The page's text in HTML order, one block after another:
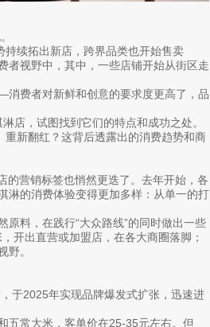
持续拓出新店，跨界品类也开始售卖
者视野中，其中，一些店铺开始从街区走
费者对新鲜和创意的要求度更高了，品
店，试图找到它们的特点和成功之处。
重新翻红？这背后透露出的消费趋势和商
的营销标签也悄然更迭了。去年开始，各
淋的消费体验变得更加多样：从单一的打
料，在践行“大众路线”的同时做出一些
开出直营或加盟店，在各大商圈落脚；
野。
于2025年实现品牌爆发式扩张，迅速进
五常大米，客单价在25-35元左右。但